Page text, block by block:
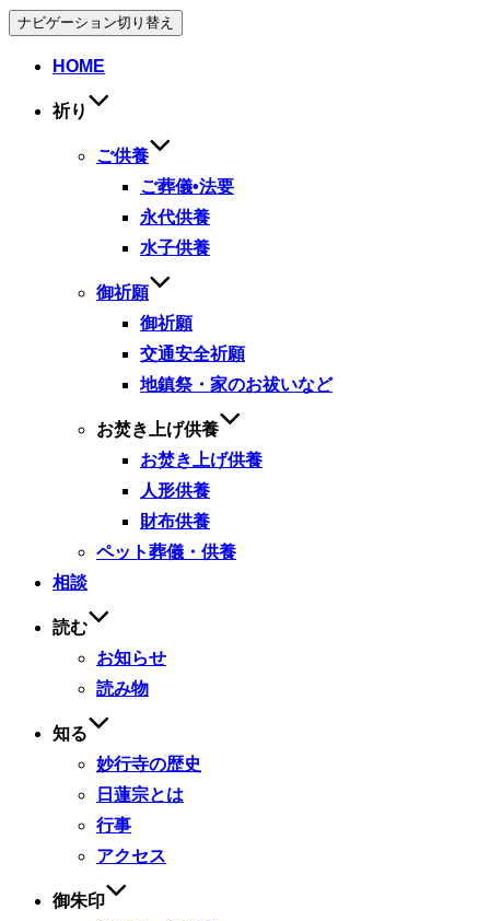
ナビゲーション切り替え
HOME
祈り
ご供養
ご葬儀•法要
永代供養
水子供養
御祈願
御祈願
交通安全祈願
地鎮祭・家のお祓いなど
お焚き上げ供養
お焚き上げ供養
人形供養
財布供養
ペット葬儀・供養
相談
読む
お知らせ
読み物
知る
妙行寺の歴史
日蓮宗とは
行事
アクセス
御朱印